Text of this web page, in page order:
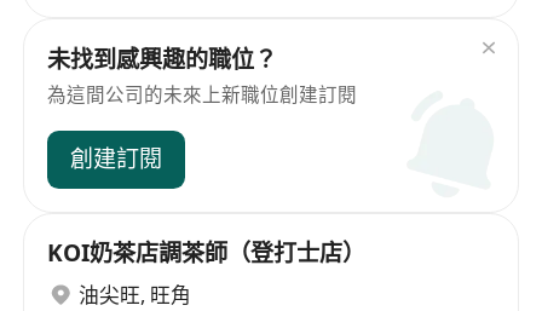
未找到感興趣的職位？
為這間公司的未來上新職位創建訂閱
創建訂閱
KOI奶茶店調茶師（登打士店）
油尖旺, 旺角